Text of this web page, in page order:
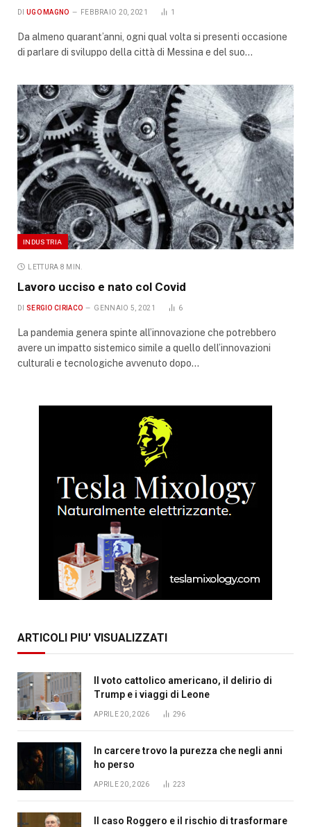
DI UGO MAGNO FEBBRAIO 20, 2021 1
Da almeno quarant’anni, ogni qual volta si presenti occasione
di parlare di sviluppo della città di Messina e del suo…
INDUSTRIA
LETTURA 8 MIN.
Lavoro ucciso e nato col Covid
DI SERGIO CIRIACO GENNAIO 5, 2021 6
La pandemia genera spinte all’innovazione che potrebbero
avere un impatto sistemico simile a quello dell’innovazioni
culturali e tecnologiche avvenuto dopo…
ARTICOLI PIU' VISUALIZZATI
Il voto cattolico americano, il delirio di
Trump e i viaggi di Leone
APRILE 20, 2026 296
In carcere trovo la purezza che negli anni
ho perso
APRILE 20, 2026 223
Il caso Roggero e il rischio di trasformare